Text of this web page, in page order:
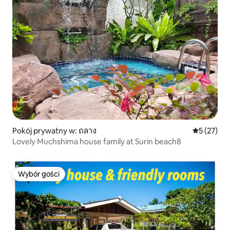
Pokój prywatny w: ถลาง Średnia
5 (27)
Lovely Muchshima house family at Surin beach8
Wybór gości
Wybór gości